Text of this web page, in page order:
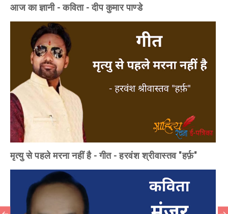
आज का ज्ञानी - कविता - दीप कुमार पाण्डे
मृत्यु से पहले मरना नहीं है - गीत - हरवंश श्रीवास्तव "हर्फ़"